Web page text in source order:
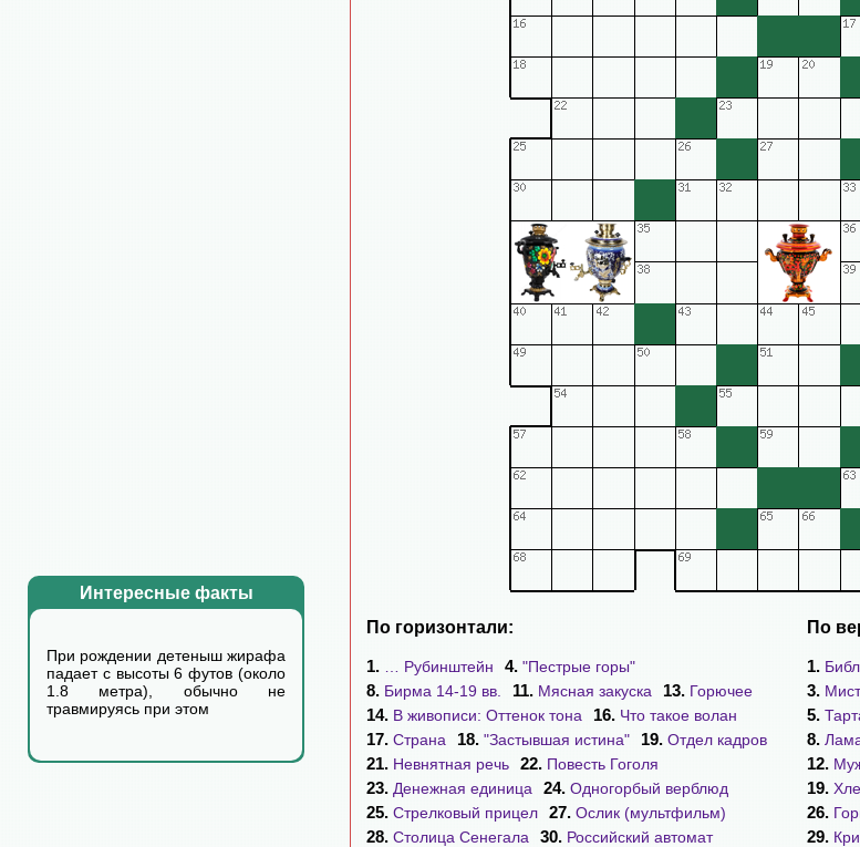
Интересные факты
При рождении детеныш жирафа
падает с высоты 6 футов (около
1.8 метра), обычно не
травмируясь при этом
По горизонтали:
1. … Рубинштейн 4. "Пестрые горы"
8. Бирма 14-19 вв. 11. Мясная закуска 13. Горючее
14. В живописи: Оттенок тона 16. Что такое волан
17. Страна 18. "Застывшая истина" 19. Отдел кадров
21. Невнятная речь 22. Повесть Гоголя
23. Денежная единица 24. Одногорбый верблюд
25. Стрелковый прицел 27. Ослик (мультфильм)
28. Столица Сенегала 30. Российский автомат
По
1.
3.
5.
8.
12.
19.
26.
29.